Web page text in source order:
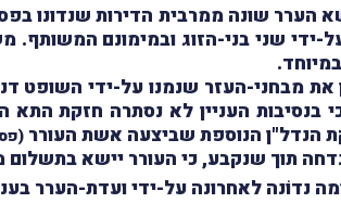
הערר שונה ממרבית הדירות שנדונו
ידי שני בני-הזוג ובמימונם
את מבחני-העזר שנמנו על-ידי השופט
בנסיבות העניין לא נסתרה חזקת
הנדל"ן הנוספת שביצעה אשת העורר (פס' 29 לפסק-
תוך שנקבע, כי העורר יישא
נדוֹנה לאחרונה על-ידי ועדת-הערר בעניין קרן